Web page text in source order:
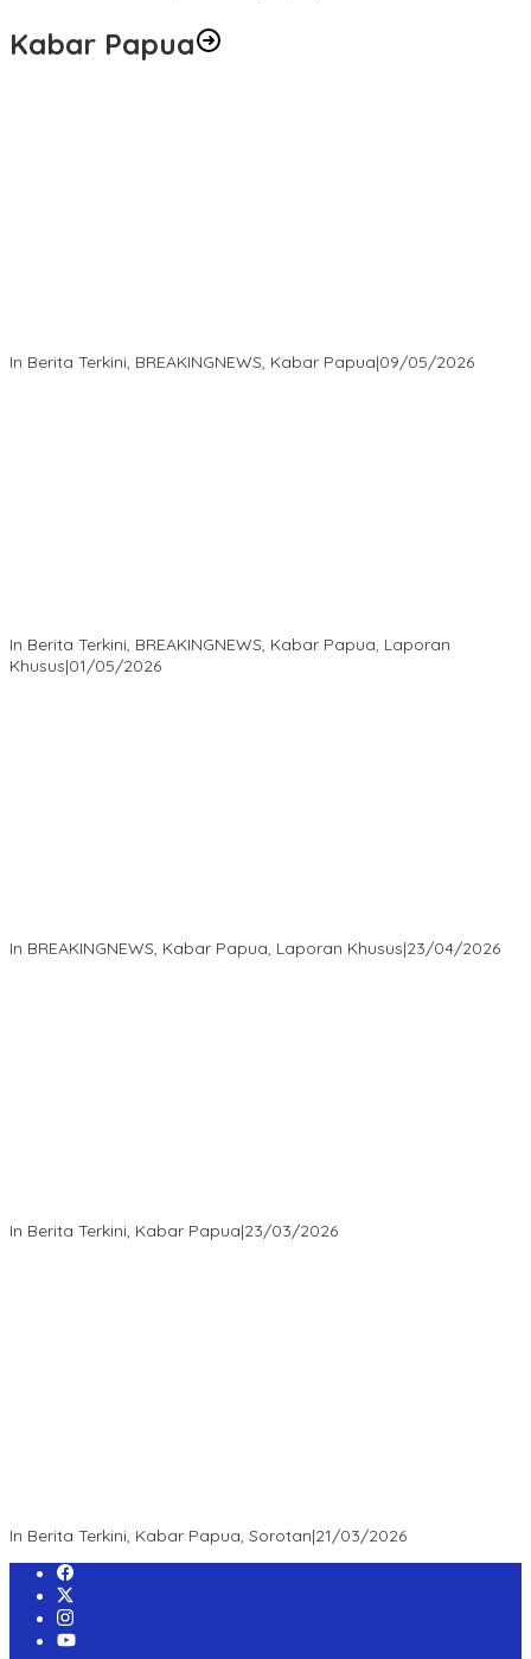
Kabar Papua
In Berita Terkini, BREAKINGNEWS, Kabar Papua|09/05/2026
In Berita Terkini, BREAKINGNEWS, Kabar Papua, Laporan
Khusus|01/05/2026
In BREAKINGNEWS, Kabar Papua, Laporan Khusus|23/04/2026
In Berita Terkini, Kabar Papua|23/03/2026
In Berita Terkini, Kabar Papua, Sorotan|21/03/2026